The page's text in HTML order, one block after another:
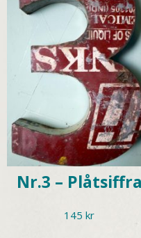
Nr.3 – Plåtsiffra
145kr